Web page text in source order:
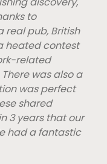
to
real pub, British
heated contest
related
was also a
was perfect
shared
3 years that our
had a fantastic